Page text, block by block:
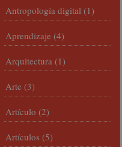
Antropología digital (1)
Aprendizaje (4)
Arquitectura (1)
Arte (3)
Artículo (2)
Artículos (5)